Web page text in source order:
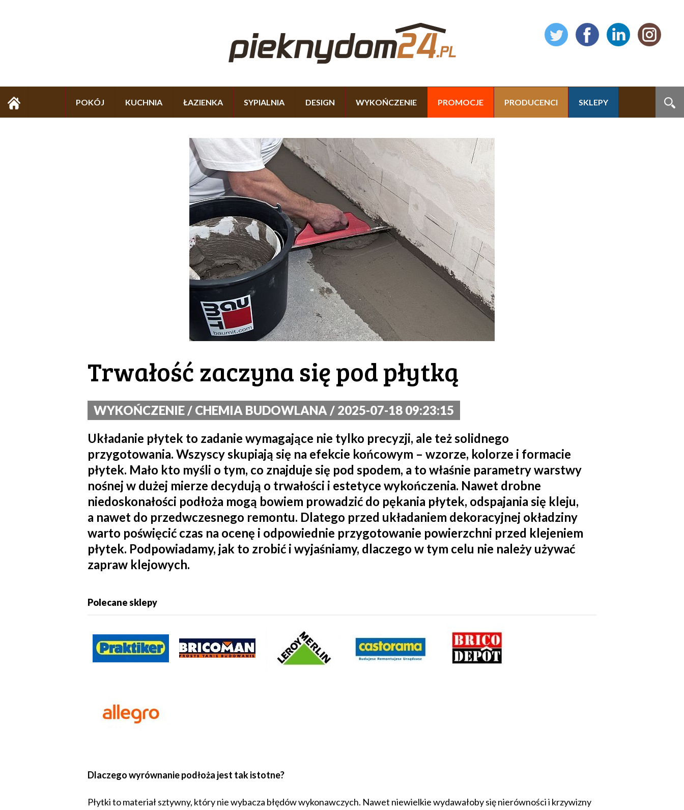
POKÓJ KUCHNIA ŁAZIENKA SYPIALNIA DESIGN WYKOŃCZENIE PROMOCJE PRODUCENCI SKLEPY
Trwałość zaczyna się pod płytką
WYKOŃCZENIE / CHEMIA BUDOWLANA / 2025-07-18 09:23:15
Układanie płytek to zadanie wymagające nie tylko precyzji, ale też solidnego
przygotowania. Wszyscy skupiają się na efekcie końcowym – wzorze, kolorze i formacie
płytek. Mało kto myśli o tym, co znajduje się pod spodem, a to właśnie parametry warstwy
nośnej w dużej mierze decydują o trwałości i estetyce wykończenia. Nawet drobne
niedoskonałości podłoża mogą bowiem prowadzić do pękania płytek, odspajania się kleju,
a nawet do przedwczesnego remontu. Dlatego przed układaniem dekoracyjnej okładziny
warto poświęcić czas na ocenę i odpowiednie przygotowanie powierzchni przed klejeniem
płytek. Podpowiadamy, jak to zrobić i wyjaśniamy, dlaczego w tym celu nie należy używać
zapraw klejowych.
Polecane sklepy
Dlaczego wyrównanie podłoża jest tak istotne?
Płytki to materiał sztywny, który nie wybacza błędów wykonawczych. Nawet niewielkie wydawałoby się nierówności i krzywizny